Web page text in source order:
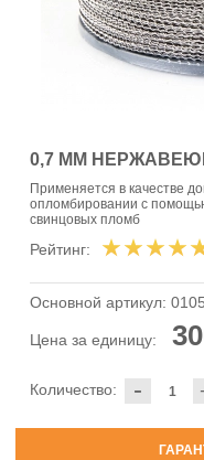
0,7 ММ
Применяется в качестве
опломбировании с
свинцовых пломб
Рейтинг:
Основной артикул:
Цена за единицу:
-
Количество: